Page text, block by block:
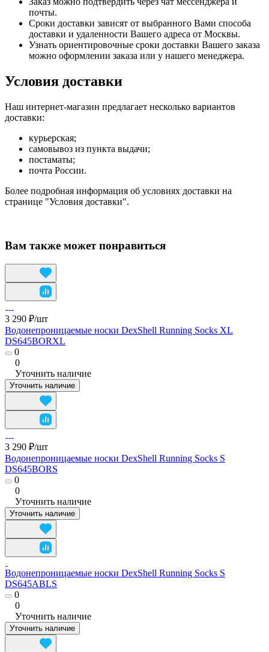
почты.
Сроки доставки зависят от выбранного Вами способа
доставки и удаленности Вашего адреса от Москвы.
Узнать ориентировочные сроки доставки Вашего заказа
можно оформлении заказа или у нашего менеджера.
Условия доставки
Наш интернет-магазин предлагает несколько вариантов
доставки:
курьерская;
самовывоз из пункта выдачи;
постаматы;
почта России.
Более подробная информация об условиях доставки на
странице "Условия доставки".
Вам также может понравиться
3 290 ₽/шт
Водонепроницаемые носки DexShell Running Socks XL
DS645BORXL
0
0
Уточнить наличие
Уточнить наличие
3 290 ₽/шт
Водонепроницаемые носки DexShell Running Socks S
DS645BORS
0
0
Уточнить наличие
Уточнить наличие
Водонепроницаемые носки DexShell Running Socks S
DS645ABLS
0
0
Уточнить наличие
Уточнить наличие